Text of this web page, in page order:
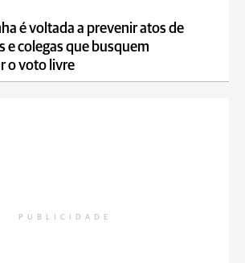
é voltada a prevenir atos de
e colegas que busquem
o voto livre
PUBLICIDADE